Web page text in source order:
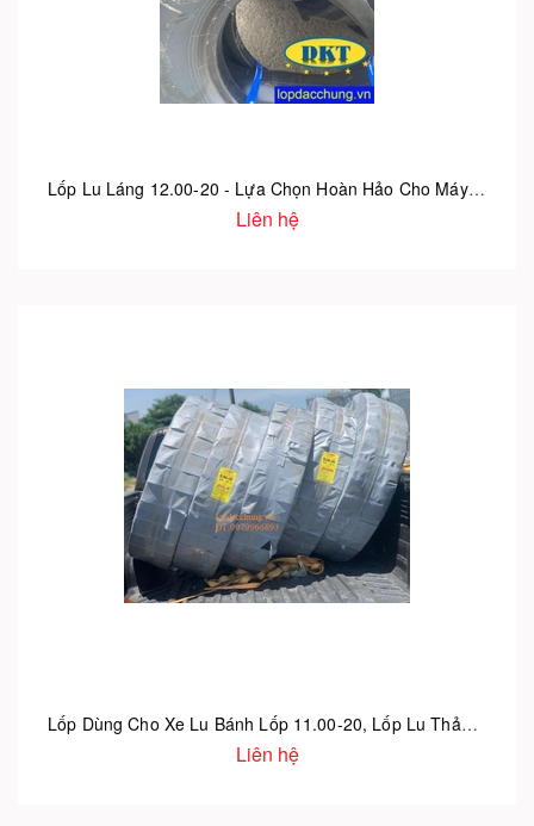
Lốp Lu Láng 12.00-20 - Lựa Chọn Hoàn Hảo Cho Máy Lu Công Trình
Liên hệ
Lốp Dùng Cho Xe Lu Bánh Lốp 11.00-20, Lốp Lu Thảm, Vỏ Lu Láng
Liên hệ